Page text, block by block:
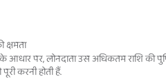
क्षमता
पर, लोनदाता उस अधिकतम राशि की
करनी होती हैं.